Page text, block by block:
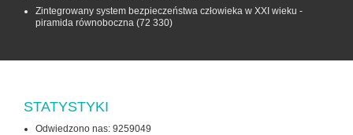
Zintegrowany system bezpieczeństwa człowieka w XXI wieku -
piramida równoboczna (72 330)
STATYSTYKI
Odwiedzono nas: 9259049